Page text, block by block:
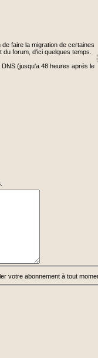
faire la migration de certaines
forum, d'ici quelques temps.
(jusqu'a 48 heures aprés le
votre abonnement à tout